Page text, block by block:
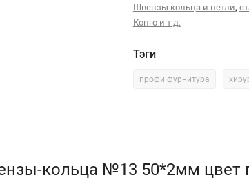
Швензы кольца и петли,
Конго и т.д.
Тэги
профи фурнитура
кольца №13 50*2мм цвет